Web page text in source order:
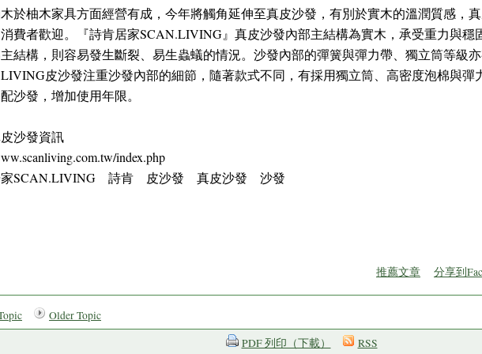
於柚木家具方面經營有成，今年將觸角延伸至真皮沙發，有別於實木的溫潤質感，
費者歡迎。『詩肯居家SCAN.LIVING』真皮沙發內部主結構為實木，承受重力與穩
結構，則容易發生斷裂、易生蟲蟻的情況。沙發內部的彈簧與彈力帶、獨立筒等級
皮沙發注重沙發內部的細節，隨著款式不同，有採用獨立筒、高密度泡棉與彈
沙發，增加使用年限。
沙發資訊
index.php
家SCAN.LIVING 詩肯 皮沙發 真皮沙發 沙發
推薦文章 分享到
Older Topic
PDF 列印（下載）
RSS